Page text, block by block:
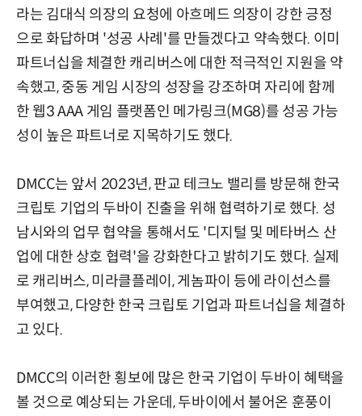
라는 김대식 의장의 요청에 아흐메드 의장이 강한 긍정
으로 화답하며 '성공 사례'를 만들겠다고 약속했다. 이미
파트너십을 체결한 캐리버스에 대한 적극적인 지원을 약
속했고, 중동 게임 시장의 성장을 강조하며 자리에 함께
한 웹3 AAA 게임 플랫폼인 메가링크(MG8)를 성공 가능
성이 높은 파트너로 지목하기도 했다.
DMCC는 앞서 2023년, 판교 테크노 밸리를 방문해 한국
크립토 기업의 두바이 진출을 위해 협력하기로 했다. 성
남시와의 업무 협약을 통해서도 '디지털 및 메타버스 산
업에 대한 상호 협력'을 강화한다고 밝히기도 했다. 실제
로 캐리버스, 미라클플레이, 게놈파이 등에 라이선스를
부여했고, 다양한 한국 크립토 기업과 파트너십을 체결하
고 있다.
DMCC의 이러한 횡보에 많은 한국 기업이 두바이 혜택을
볼 것으로 예상되는 가운데, 두바이에서 불어온 훈풍이